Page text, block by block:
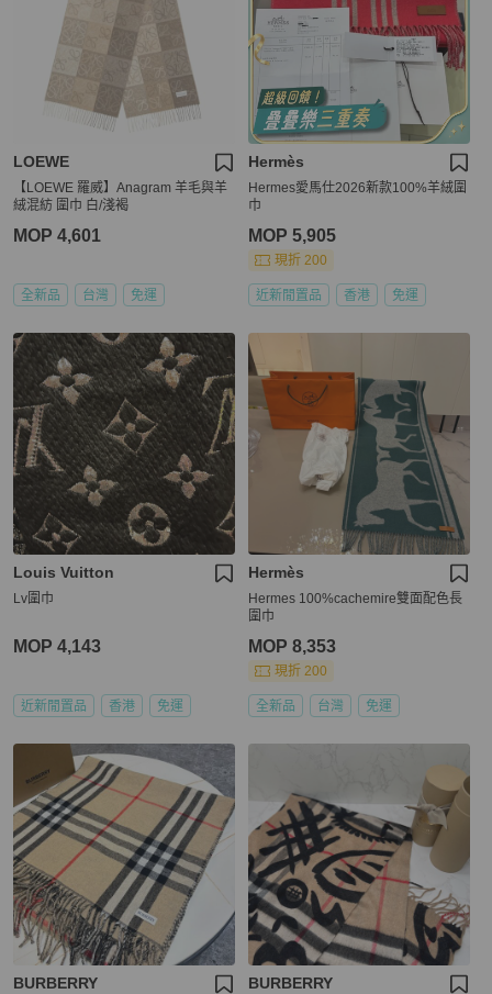
LOEWE
【LOEWE 羅威】Anagram 羊毛與羊
絨混紡 圍巾 白/淺褐
MOP 4,601
全新品 台灣 免運
Hermès
Hermes愛馬仕2026新款100%羊絨圍
巾
MOP 5,905
現折 200
近新閒置品 香港 免運
Louis Vuitton
Lv圍巾
MOP 4,143
近新閒置品 香港 免運
Hermès
Hermes 100%cachemire雙面配色長
圍巾
MOP 8,353
現折 200
全新品 台灣 免運
BURBERRY BURBERRY